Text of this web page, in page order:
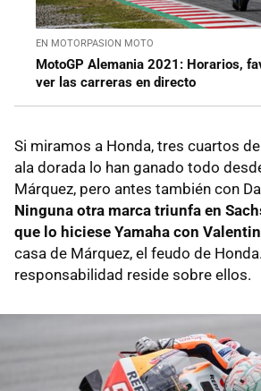
EN MOTORPASION MOTO
MotoGP Alemania 2021: Horarios,
ver las carreras en directo
Si miramos a Honda, tres cuartos
ala dorada lo han ganado todo
Márquez, pero antes también con
Ninguna otra marca triunfa en
que lo hiciese Yamaha con
casa de Márquez, el feudo de
responsabilidad reside sobre ellos.